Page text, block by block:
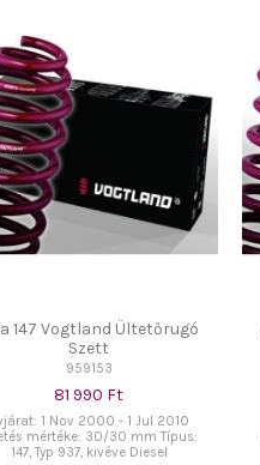
147 Vogtland Ültetőrugó
Szett
959153
81 990 Ft
1 Nov 2000 - 1 Jul 2010
mértéke: 30/30 mm Típus:
147, Typ 937, kivéve Diesel